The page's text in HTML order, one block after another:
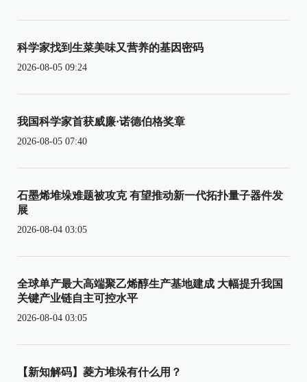
科学家找到生菜美味又营养的基因密码
2026-08-05 09:24
我国科学家首获威廉·诺德伯格奖章
2026-08-05 07:40
石墨烯堆垛难题被攻克 有望推动新一代拓扑量子器件发
展
2026-08-04 03:05
全球单产最大高端聚乙烯醇生产基地建成 大幅提升我国
关键产业链自主可控水平
2026-08-04 03:05
【新知解码】菱方堆垛有什么用？